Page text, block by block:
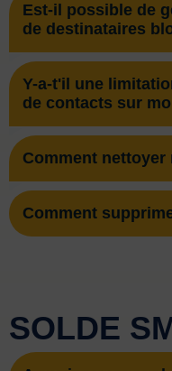
Est-il possible de
de destinataires
Y-a-t'il une
de contacts sur
Comment
Comment
SOLDE